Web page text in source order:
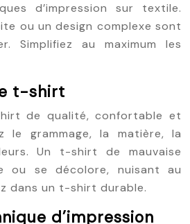
d’impression sur textile.
ou un design complexe sont
Simplifiez au maximum les
t-shirt
de qualité, confortable et
le grammage, la matière, la
Un t-shirt de mauvaise
ou se décolore, nuisant au
dans un t-shirt durable.
d’impression